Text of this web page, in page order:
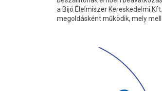
a Bijó Élelmiszer Kereskedelmi
megoldásként működik, mely